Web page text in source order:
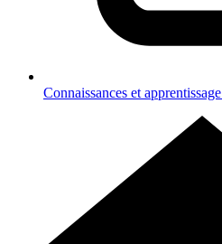
Connaissances et apprentissage